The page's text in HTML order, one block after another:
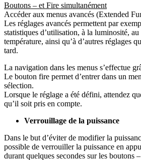
Boutons – et Fire simultanément
Accéder aux menus avancés (Extended
Les réglages avancés permettent par
statistiques d’utilisation, à la luminosité,
température, ainsi qu’à d’autres réglages
tard.
La navigation dans les menus s’effectue
Le bouton fire permet d’entrer dans un
sélection.
Lorsque le réglage a été défini, attendez
qu’il soit pris en compte.
Verrouillage de la puissance
Dans le but d’éviter de modifier la
possible de verrouiller la puissance en
durant quelques secondes sur les boutons